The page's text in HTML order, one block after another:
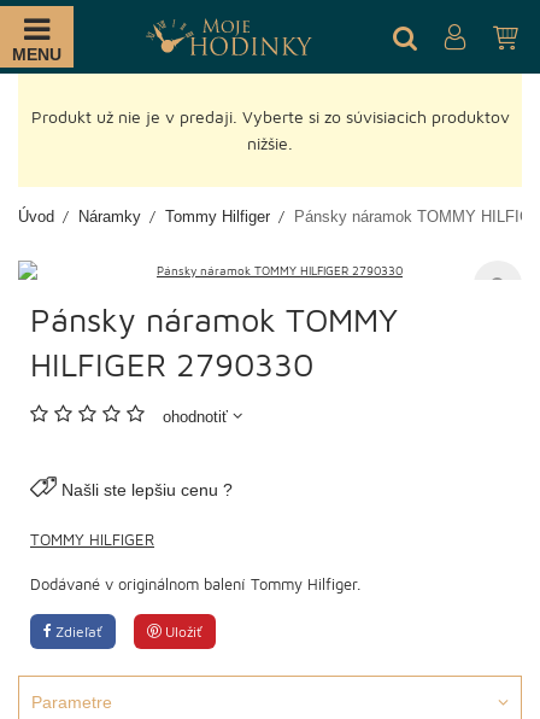
MENU
Produkt už nie je v predaji. Vyberte si zo súvisiacich produktov
nižšie.
Úvod Náramky Tommy Hilfiger Pánsky náramok TOMMY
Pánsky náramok TOMMY
HILFIGER 2790330
ohodnotiť
Našli ste lepšiu cenu ?
TOMMY HILFIGER
Dodávané v originálnom balení Tommy Hilfiger.
Zdieľať Uložiť
Parametre